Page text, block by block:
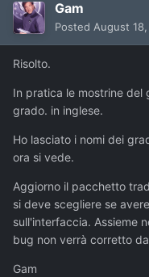
Gam
Posted August
Risolto.
In pratica le mostrine del
grado. in inglese.
Ho lasciato i nomi dei
ora si vede.
Aggiorno il pacchetto
si deve scegliere se
sull'interfaccia. Assieme
bug non verrà corretto
Gam